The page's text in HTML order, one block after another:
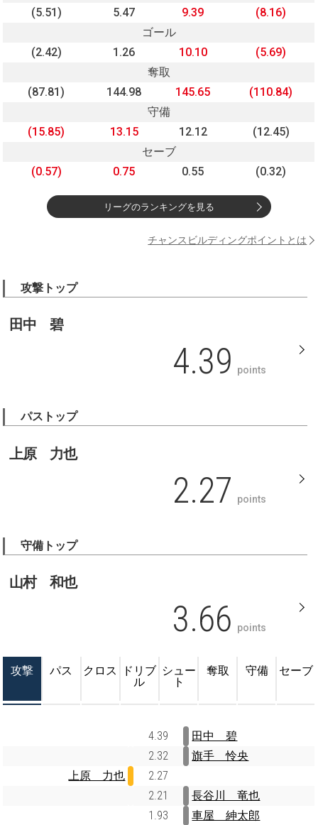
(5.51)
5.47 9.39
(8.16)
ゴール
(2.42)
1.26 10.10
(5.69)
奪取
(87.81)
144.98 145.65
(110.84)
守備
(15.85)
13.15 12.12
(12.45)
セーブ
(0.57)
0.75 0.55 (0.32)
リーグのランキングを見る
チャンスビルディングポイントとは
攻撃トップ
田中 碧
4.39 points
パストップ
上原 力也
2.27 points
守備トップ
山村 和也
3.66 points
攻撃 パス クロス
ドリブ
ル
シュー
ト
奪取 守備 セーブ
4.39
田中 碧
2.32
旗手 怜央
上原 力也
2.27
2.21
長谷川 竜也
1.93
車屋 紳太郎